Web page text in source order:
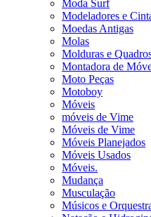
Moda Surf
Modeladores e
Moedas Antigas
Molas
Molduras e
Montadora de
Moto Peças
Motoboy
Móveis
móveis de Vime
Móveis de Vime
Móveis Planejados
Móveis Usados
Móveis.
Mudança
Musculação
Músicos e